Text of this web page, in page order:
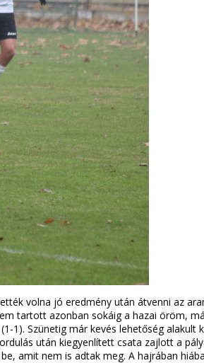
volna jó eredmény után átvenni az
tartott azonban sokáig a hazai öröm,
1). Szünetig már kevés lehetőség alakult
után kiegyenlített csata zajlott a
amit nem is adtak meg. A hajrában